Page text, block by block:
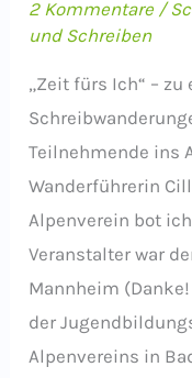
2 Kommentare /
und Schreiben
„Zeit fürs Ich“ –
Teilnehmende ins
Wanderführerin
Alpenverein bot
Veranstalter war
Mannheim (Danke!
der
Alpenvereins in